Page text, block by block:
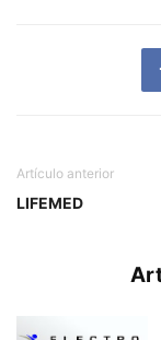
Artículo anterior
LIFEMED